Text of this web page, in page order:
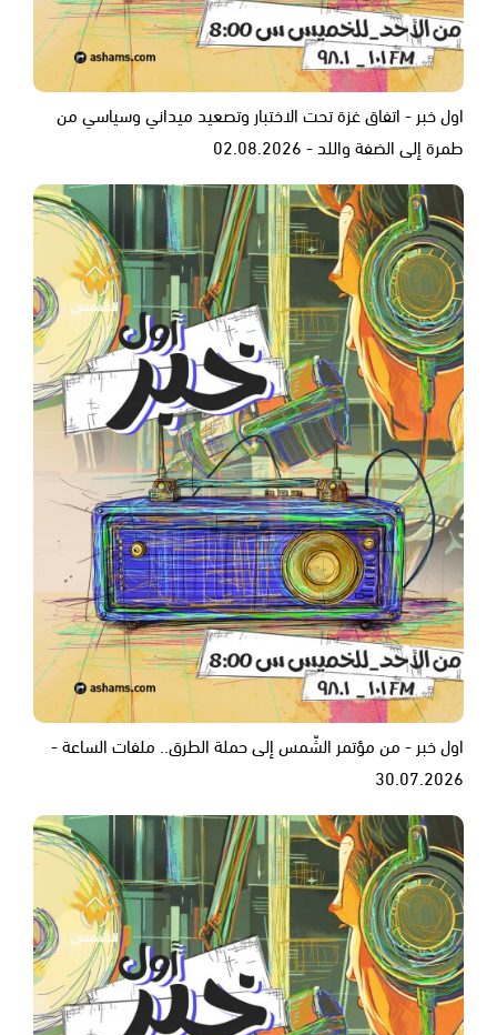
اول خبر - اتفاق غزة تحت الاختبار وتصعيد ميداني وسياسي من
طمرة إلى الضفة واللد - 02.08.2026
اول خبر - من مؤتمر الشّمس إلى حملة الطرق.. ملفات الساعة -
30.07.2026